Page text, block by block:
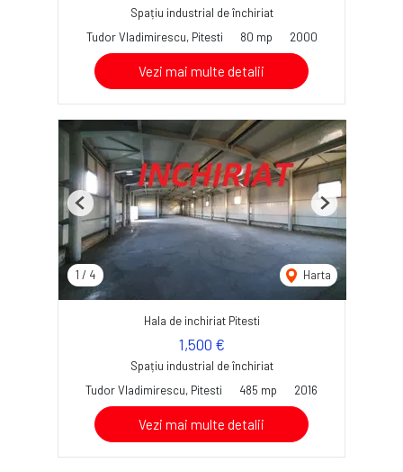
Spațiu industrial de închiriat
Tudor Vladimirescu, Pitesti
80 mp 2000
Vezi mai multe detalii
1 / 4 Harta
Previous Next
Hala de inchiriat Pitesti
1,500 €
Spațiu industrial de închiriat
Tudor Vladimirescu, Pitesti
485 mp 2016
Vezi mai multe detalii